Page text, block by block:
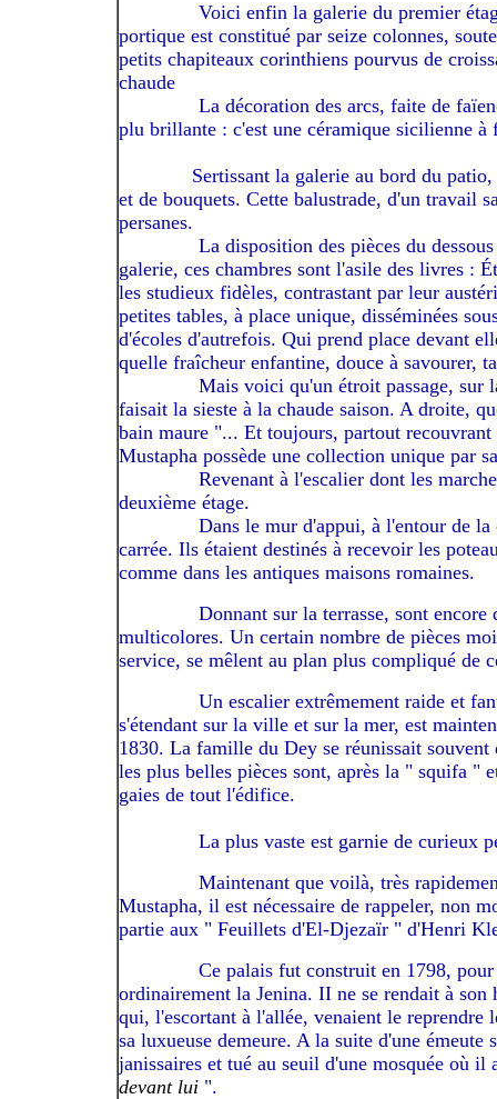
------------Voici enfin la galerie du premier
portique est constitué par seize colonnes,
petits chapiteaux corinthiens pourvus de
chaude
------------La décoration des arcs, faite de
plu brillante : c'est une céramique sicilienne à
Sertissant la galerie au bord du
et debouquets. Cette balustrade, d'un travail
persanes.
------------La disposition des pièces du
galerie, ces chambres sont l'asile des livres :
les studieux fidèles, contrastant par leur
petites tables, à place unique, disséminées
d'écoles d'autrefois. Qui prend place devant
quelle fraîcheur enfantine, douce à savourer,
------------Mais voici qu'un étroit passage, sur
faisait la sieste à la chaude saison. A droite,
bain maure "... Et toujours, partout
Mustapha possède une collection unique par
------------Revenant à l'escalier dont les
deuxième étage.
------------Dans le mur d'appui, à l'entour de
carrée. Ils étaient destinés à recevoir les
comme dans les antiques maisons romaines.
------------Donnant sur la terrasse, sont encore
multicolores. Un certain nombre de pièces
service, se mêlent au plan plus compliqué de
------------Un escalier extrêmement raide et
s'étendant sur la ville et sur la mer, est
1830. La famille du Dey se réunissait
les plus belles pièces sont, après la " squifa "
gaies de tout l'édifice.
------------La plus vaste est garnie de curieux
------------Maintenant que voilà, très
Mustapha, il est nécessaire de rappeler, non
partie aux " Feuillets d'El-Djezaïr " d'Henri
------------Ce palais fut construit en 1798,
ordinairement la Jenina. II ne se rendait à
qui, l'escortant à l'allée, venaient le
sa luxueuse demeure. A la suite d'une
janissaires et tué au seuil d'une mosquée où
devant lui ".